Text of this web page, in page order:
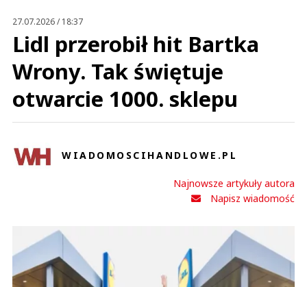
27.07.2026 / 18:37
Lidl przerobił hit Bartka
Wrony. Tak świętuje
otwarcie 1000. sklepu
WIADOMOSCIHANDLOWE.PL
Najnowsze artykuły autora
Napisz wiadomość